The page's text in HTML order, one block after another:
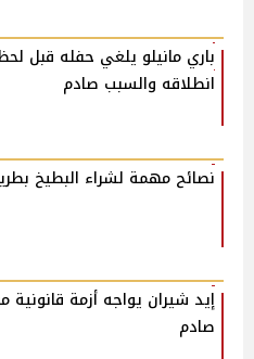
باري مانيلو يلغي حفله قبل
انطلاقه والسبب صادم
نصائح مهمة لشراء البطيخ
إيد شيران يواجه أزمة قانونية
صادم